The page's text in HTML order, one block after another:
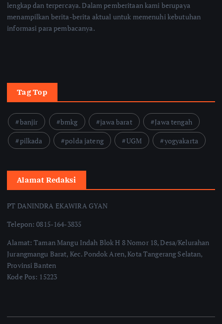
lengkap dan terpercaya. Dalam pemberitaan kami berupaya
menampilkan berita-berita aktual untuk memenuhi kebutuhan
informasi para pembacanya.
Tag Top
banjir bmkg jawa barat
Jawa tengah
pilkada
polda jateng UGM yogyakarta
Alamat Redaksi
PT DANINDRA EKAWIRA GYAN
Telepon: 0815-164-3835
Alamat: Taman Mangu Indah Blok H 8 Nomor 18, Desa/Kelurahan
Jurangmangu Barat, Kec. Pondok Aren, Kota Tangerang Selatan,
Provinsi Banten
Kode Pos: 15223